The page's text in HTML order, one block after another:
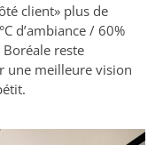
client» plus de
d’ambiance / 60%
reste
une meilleure vision